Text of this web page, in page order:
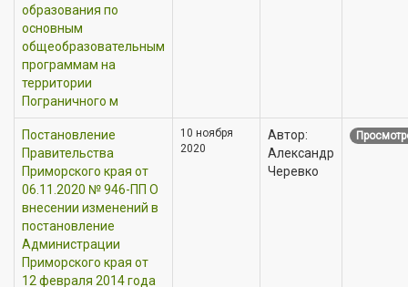
образования по
основным
общеобразовательным
программам на
территории
Пограничного м
Постановление
Правительства
Приморского края от
06.11.2020 № 946-ПП О
внесении изменений в
постановление
Администрации
Приморского края от
12 февраля 2014 года
10 ноября
2020
Автор:
Александр
Черевко